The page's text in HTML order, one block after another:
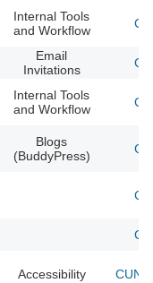
Internal Tools
and Workflow
Email
Invitations
Internal Tools
and Workflow
Blogs
(BuddyPress)
Accessibility